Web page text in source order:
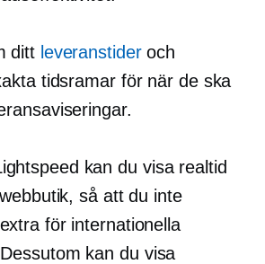
ditt leveranstideroch
tidsramar för när de ska
kan du visa realtid
så att du inte
för internationella
kan du visa